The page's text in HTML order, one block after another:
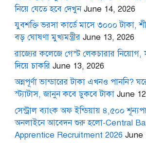
নিয়ে যেতে হবে দেখুন June 14, 2026
যুবশক্তি ভরসা কার্ডে মাসে ৩০০০ টাকা,
বড় ঘোষণা মুখ্যমন্ত্রীর June 13, 2026
রাজ্যের কলেজে গেস্ট লেকচারার নিয়োগ,
দিয়ে চাকরি June 13, 2026
অন্নপূর্ণা ভান্ডারের টাকা এখনও পাননি?
স্ট্যাটাস, জানুন কবে ঢুকবে টাকা June
সেন্ট্রাল ব্যাংক অফ ইন্ডিয়ায় ৪,৫০০
অনলাইনে আবেদন শুরু হলো-Central
Apprentice Recruitment 2026 June